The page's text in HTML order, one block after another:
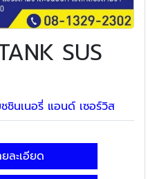
SUS
ชินเนอรี่ แอนด์ เซอร์วิส
ละเอียด